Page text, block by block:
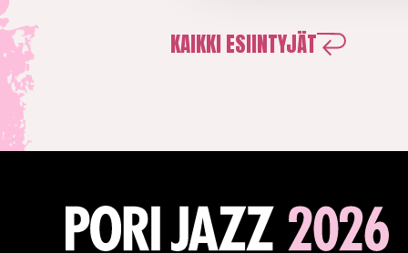
KAIKKI ESIINTYJÄT